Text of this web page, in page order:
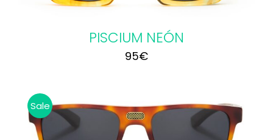
PISCIUM NEÓN
95€
Sale